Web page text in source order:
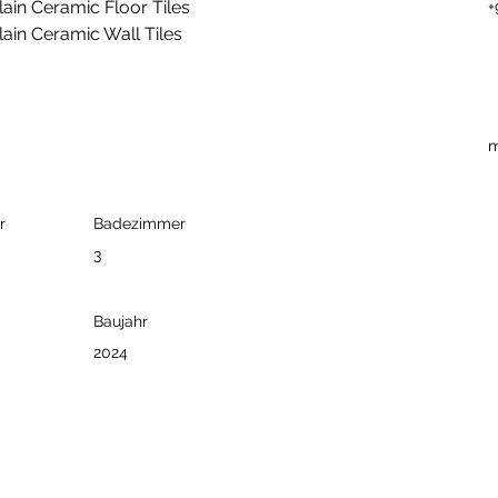
Ceramic Floor Tiles
Ceramic Wall Tiles
Badezimmer
3
Baujahr
2024